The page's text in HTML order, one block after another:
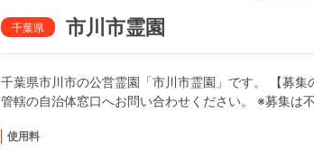
千葉県 市川市霊園
千葉県市川市の公営霊園「市川市霊園」です。 【募集
管轄の自治体窓口へお問い合わせください。 ※募集は
使用料